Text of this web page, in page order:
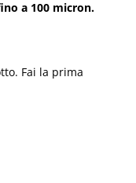
a 100 micron.
Fai la prima